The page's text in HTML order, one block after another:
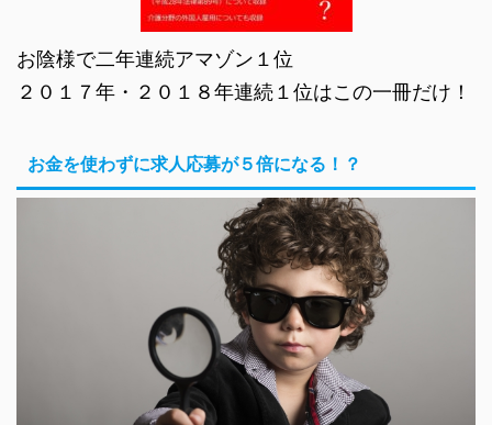
お陰様で二年連続アマゾン１位
２０１７年・２０１８年連続１位はこの一冊だけ！
お金を使わずに求人応募が５倍になる！？